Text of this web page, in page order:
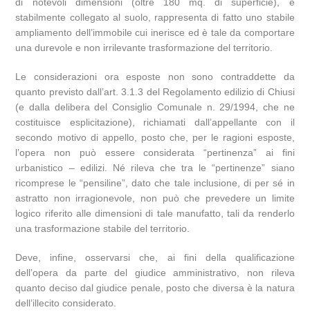
stabilmente collegato al suolo, rappresenta di fatto uno stabile
ampliamento dell’immobile cui inerisce ed è tale da comportare
una durevole e non irrilevante trasformazione del territorio.
Le considerazioni ora esposte non sono contraddette da
quanto previsto dall’art. 3.1.3 del Regolamento edilizio di Chiusi
(e dalla delibera del Consiglio Comunale n. 29/1994, che ne
costituisce esplicitazione), richiamati dall’appellante con il
secondo motivo di appello, posto che, per le ragioni esposte,
l’opera non può essere considerata “pertinenza” ai fini
urbanistico – edilizi. Né rileva che tra le “pertinenze” siano
ricomprese le “pensiline”, dato che tale inclusione, di per sé in
astratto non irragionevole, non può che prevedere un limite
logico riferito alle dimensioni di tale manufatto, tali da renderlo
una trasformazione stabile del territorio.
Deve, infine, osservarsi che, ai fini della qualificazione
dell’opera da parte del giudice amministrativo, non rileva
quanto deciso dal giudice penale, posto che diversa è la natura
dell’illecito considerato.